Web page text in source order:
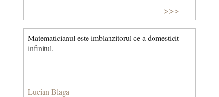
>>>
Matematicianul este imblanzitorul ce a domesticit
infinitul.
Lucian Blaga